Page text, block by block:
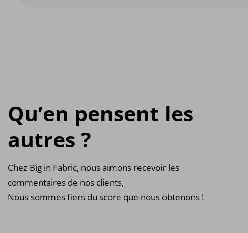
Qu’en pensent les
autres ?
Chez Big in Fabric, nous aimons recevoir les
commentaires de nos clients,
Nous sommes fiers du score que nous obtenons !